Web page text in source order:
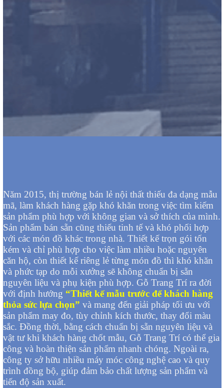
Năm 2015, thị trường bán lẻ nội thất thiếu đa dạng mẫu
mã, làm khách hàng gặp khó khăn trong việc tìm kiếm
sản phẩm phù hợp với không gian và sở thích của mình.
Sản phẩm bán sẵn cũng thiếu tinh tế và khó phối hợp
với các món đồ khác trong nhà. Thiết kế trọn gói tốn
kém và chỉ phù hợp cho việc làm nhiều hoặc nguyên
căn hộ, còn thiết kế riêng lẻ từng món đồ thì khó khăn
và phức tạp do mỗi xưởng sẽ không chuẩn bị sẵn
nguyên liệu và phụ kiện phù hợp. Gỗ Trang Trí ra đời
với định hướng “Thiết kế mẫu trước để khách hàng
thỏa sức lựa chọn” và mang đến giải pháp tối ưu với
sản phẩm may đo, tùy chỉnh kích thước, thay đổi màu
sắc. Đồng thời, bằng cách chuẩn bị sẵn nguyên liệu và
vật tư khi khách hàng chốt mẫu, Gỗ Trang Trí có thể gia
công và hoàn thiện sản phẩm nhanh chóng. Ngoài ra,
công ty sở hữu nhiều máy móc công nghệ cao và quy
trình đồng bộ, giúp đảm bảo chất lượng sản phẩm và
tiến độ sản xuất.